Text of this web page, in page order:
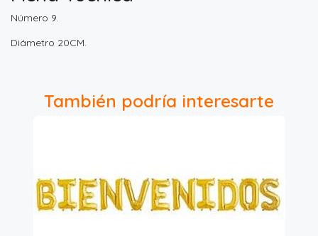
Número 9.
Diámetro 20CM.
También podría interesarte